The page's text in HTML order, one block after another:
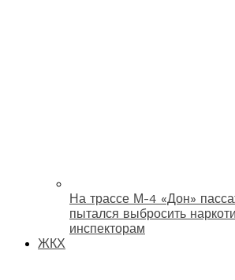
На трассе М-4 «Дон»
пытался выбросить
инспекторам
ЖКХ